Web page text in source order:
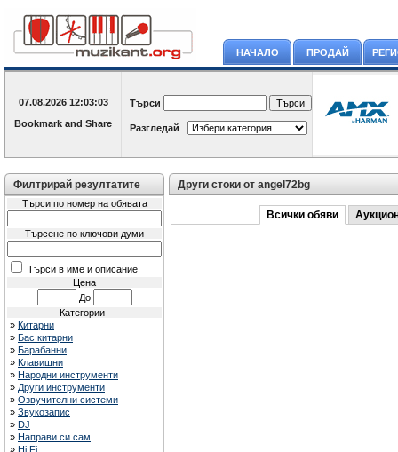
НАЧАЛО ПРОДАЙ
07.08.2026 12:03:03 Търси
Разгледай
Филтрирай резултатите
Търси по номер на обявата
Търсене по ключови думи
Търси в име и описание
Цена
До
Категории
» Китарни
» Бас китарни
» Барабанни
» Клавишни
» Народни инструменти
» Други инструменти
» Озвучителни системи
» Звукозапис
» DJ
» Направи си сам
» Hi Fi
Други стоки от angel72bg
Всички обяви